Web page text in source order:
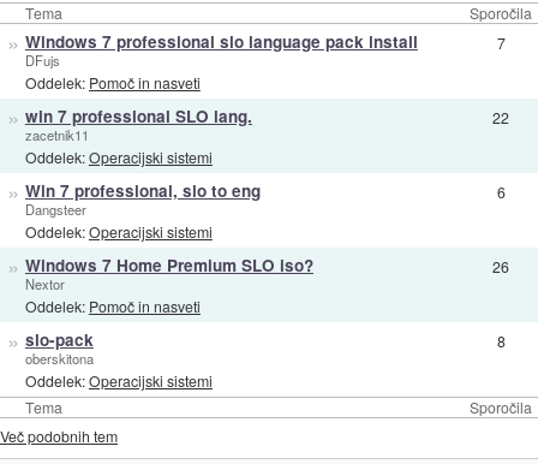
Tema Sporočila
Tema Sporočila
» Windows 7 professional slo language pack install
DFujs
Oddelek: Pomoč in nasveti
7
» win 7 professional SLO lang.
zacetnik11
Oddelek:Operacijski sistemi
22
» Win 7 professional, slo to eng
Dangsteer
Oddelek:Operacijski sistemi
6
» Windows 7 Home Premium SLO iso?
Nextor
Oddelek: Pomoč in nasveti
26
» slo-pack
oberskitona
Oddelek:Operacijski sistemi
8
Več podobnih tem